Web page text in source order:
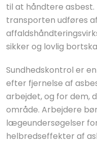
til at håndtere
transporten udføres
sikker og lovlig
Sundhedskontrol er
efter fjernelse af
arbejdet, og for dem,
område. Arbejdere
lægeundersøgelser
helbredseffekter af